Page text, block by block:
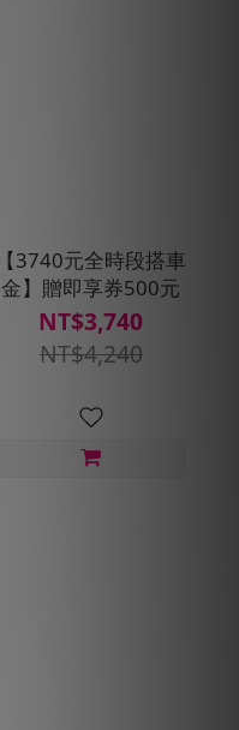
【3740元全時段搭車
金】贈即享券500元
NT$3,740
NT$4,240